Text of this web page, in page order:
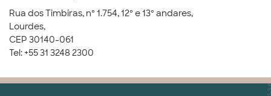
Rua dos Timbiras, nº 1.754, 12º e 13º andares,
Lourdes,
CEP 30140-061
Tel: +55 31 3248 2300